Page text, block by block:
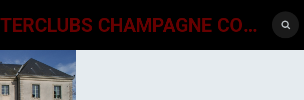
GÉNÉRATIONS MOUVEMENT INTERCLUBS CHAMPAGNE CONLINOISE